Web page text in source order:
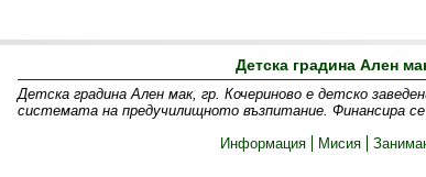
Детска градина Ален
Детска градина Ален мак, гр. Кочериново е детско
системата на предучилищното възпитание. Финансира
Информация
Мисия